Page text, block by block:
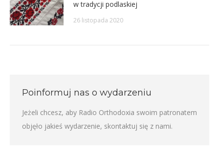
w tradycji podlaskiej
26 listopada 2020
Poinformuj nas o wydarzeniu
Jeżeli chcesz, aby Radio Orthodoxia swoim patronatem
objęło jakieś wydarzenie, skontaktuj się z nami.